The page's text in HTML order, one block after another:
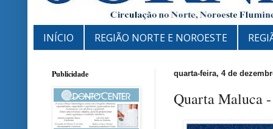
INÍCIO REGIÃO NORTE E NOROESTE
quarta-feira, 4 de
Quarta Maluca
Publicidade